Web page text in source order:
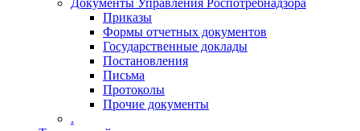
Документы Управления Роспотребнадзора
Приказы
Формы отчетных документов
Государственные доклады
Постановления
Письма
Протоколы
Прочие документы
.